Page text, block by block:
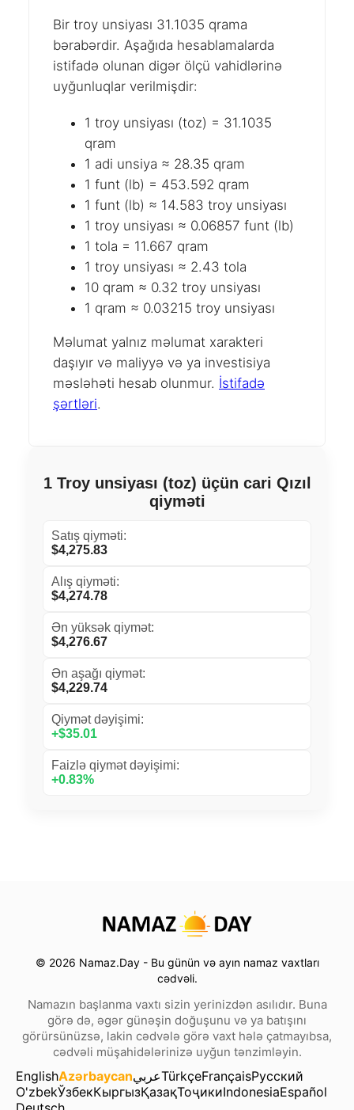
Bir troy unsiyası 31.1035 qrama
bərabərdir. Aşağıda hesablamalarda
istifadə olunan digər ölçü vahidlərinə
uyğunluqlar verilmişdir:
1 troy unsiyası (toz) = 31.1035
qram
1 adi unsiya ≈ 28.35 qram
1 funt (lb) = 453.592 qram
1 funt (lb) ≈ 14.583 troy unsiyası
1 troy unsiyası ≈ 0.06857 funt (lb)
1 tola = 11.667 qram
1 troy unsiyası ≈ 2.43 tola
10 qram ≈ 0.32 troy unsiyası
1 qram ≈ 0.03215 troy unsiyası
Məlumat yalnız məlumat xarakteri
daşıyır və maliyyə və ya investisiya
məsləhəti hesab olunmur. İstifadə
şərtləri.
1 Troy unsiyası (toz) üçün cari Qızıl
qiyməti
Satış qiyməti:
$4,275.83
Alış qiyməti:
$4,274.78
Ən yüksək qiymət:
$4,276.67
Ən aşağı qiymət:
$4,229.74
Qiymət dəyişimi:
+$35.01
Faizlə qiymət dəyişimi:
+0.83%
© 2026 Namaz.Day - Bu günün və ayın namaz vaxtları
cədvəli.
Namazın başlanma vaxtı sizin yerinizdən asılıdır. Buna
görə də, əgər günəşin doğuşunu və ya batışını
görürsünüzsə, lakin cədvələ görə vaxt hələ çatmayıbsa,
cədvəli müşahidələrinizə uyğun tənzimləyin.
EnglishAzərbaycanعربيTürkçeFrançaisРусский
O'zbekЎзбекКыргызҚазақТоҷикиIndonesiaEspañol